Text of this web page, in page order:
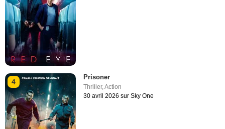
4
Prisoner
Thriller,Action
30 avril 2026 sur Sky One